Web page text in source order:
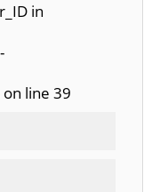
in
line 39